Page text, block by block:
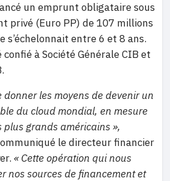
un emprunt obligataire sous
privé (Euro PP) de 107 millions
s’échelonnait entre 6 et 8 ans.
à Société Générale CIB et
donner les moyens de devenir un
du cloud mondial, en mesure
plus grands américains »,
le directeur financier
« Cette opération qui nous
nos sources de financement et